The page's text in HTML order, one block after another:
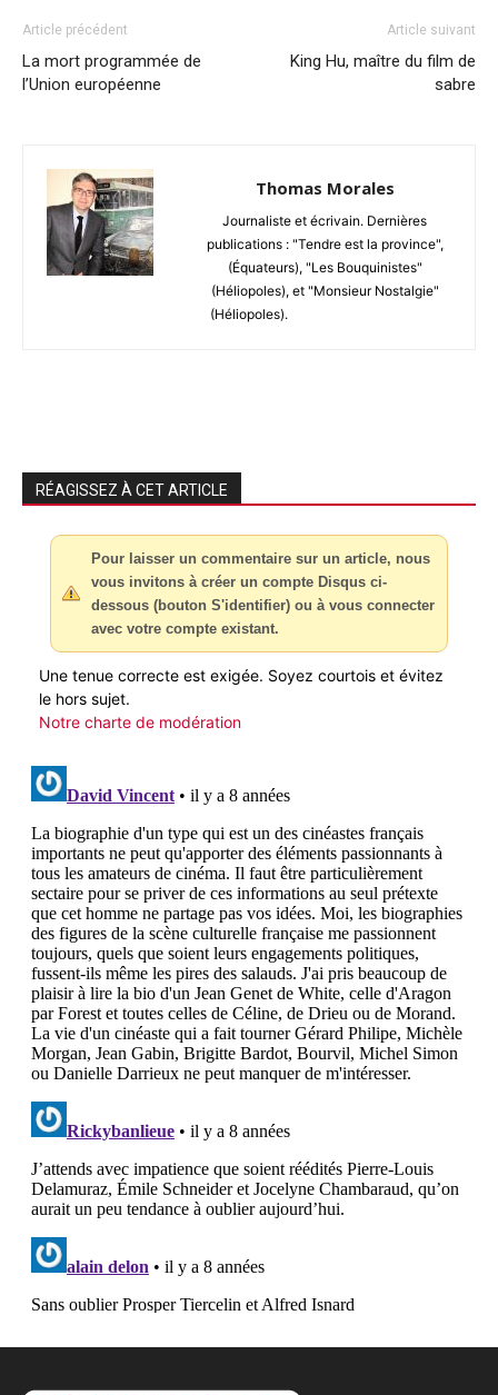
Article précédent
La mort programmée de
l’Union européenne
Article suivant
King Hu, maître du film de
sabre
Thomas Morales
Journaliste et écrivain. Dernières
publications : "Tendre est la province",
(Équateurs), "Les Bouquinistes"
(Héliopoles), et "Monsieur Nostalgie"
(Héliopoles).
RÉAGISSEZ À CET ARTICLE
Pour laisser un commentaire sur un article, nous
vous invitons à créer un compte Disqus ci-
dessous (bouton S'identifier) ou à vous connecter
avec votre compte existant.
Une tenue correcte est exigée. Soyez courtois et évitez
le hors sujet.
Notre charte de modération